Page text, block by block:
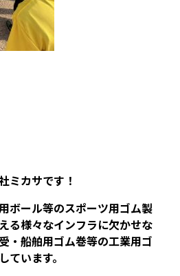
ミカサです！
ボール等のスポーツ用ゴム製
る様々なインフラに欠かせな
・船舶用ゴム巻等の工業用ゴ
ています。